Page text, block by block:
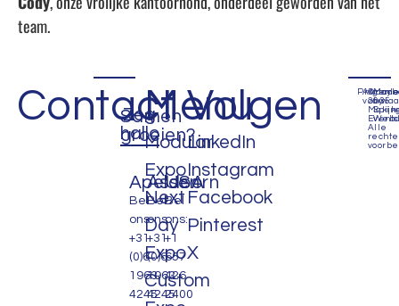
team.
Contact
Samen
groeien?
Zeg
hallo
Apeldoorn
Bel
ons:
+31
(0)6
1963
4245
Assen
Bel
ons:
+31
(0)6
1963
4245
USA
Bel
ons:
+1
657
426
2400
Menu
Modular
Expo
Next
Day
Expo
Custom
Volgen
LinkedIn
Instagram
Facebook
Pinterest
X
©
2035
Alle
Made
by